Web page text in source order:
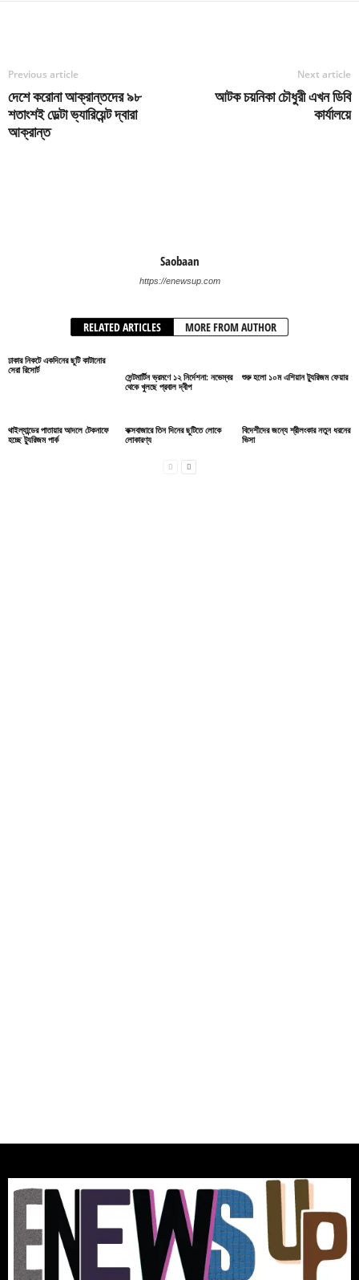
Previous article
দেশে করোনা আক্রান্তদের ৯৮
শতাংশই ডেল্টা ভ্যারিয়েন্ট দ্বারা
আক্রান্ত
Next article
আটক চয়নিকা চৌধুরী এখন ডিবি
কার্যালয়ে
Saobaan
https://enewsup.com
RELATED ARTICLES MORE FROM AUTHOR
ঢাকার নিকটে একদিনের ছুটি কাটানোর
সেরা রিসোর্ট
সেন্টমার্টিন ভ্রমণে ১২ নির্দেশনা: নভেম্বর
থেকে খুলছে প্রবাল দ্বীপ
শুরু হলো ১০ম এশিয়ান ট্যুরিজম ফেয়ার
থাইল্যান্ডের পাতায়ার আদলে টেকনাফে
হচ্ছে ট্যুরিজম পার্ক
কক্সবাজারে তিন দিনের ছুটিতে লোকে
লোকারণ্য
বিদেশীদের জন্যে শ্রীলংকার নতুন ধরনের
ভিসা